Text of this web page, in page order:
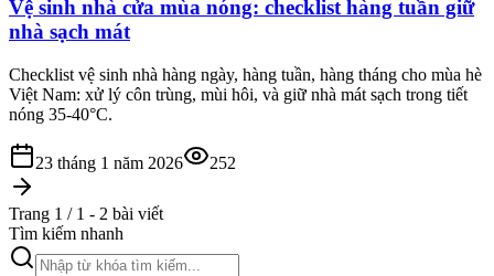
Vệ sinh nhà cửa mùa nóng: checklist hàng tuần giữ
nhà sạch mát
Checklist vệ sinh nhà hàng ngày, hàng tuần, hàng tháng cho mùa hè
Việt Nam: xử lý côn trùng, mùi hôi, và giữ nhà mát sạch trong tiết
nóng 35-40°C.
23 tháng 1 năm 2026 252
Trang 1 / 1 - 2 bài viết
Tìm kiếm nhanh